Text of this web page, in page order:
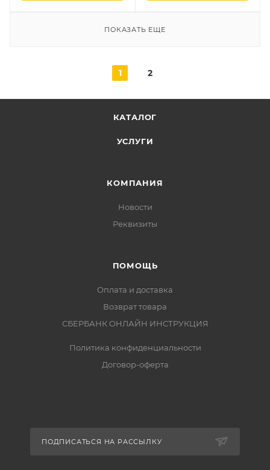
ПОКАЗАТЬ ЕЩЕ
1 2
КАТАЛОГ
УСЛУГИ
КОМПАНИЯ
Новости
Реквизиты
ПОМОЩЬ
Оплата и доставка
Возврат товара
СБЕРБАНК ОНЛАЙН ИНСТРУКЦИЯ
Политика конфиденциальности
Договор-оферта
ПОДПИСАТЬСЯ НА РАССЫЛКУ